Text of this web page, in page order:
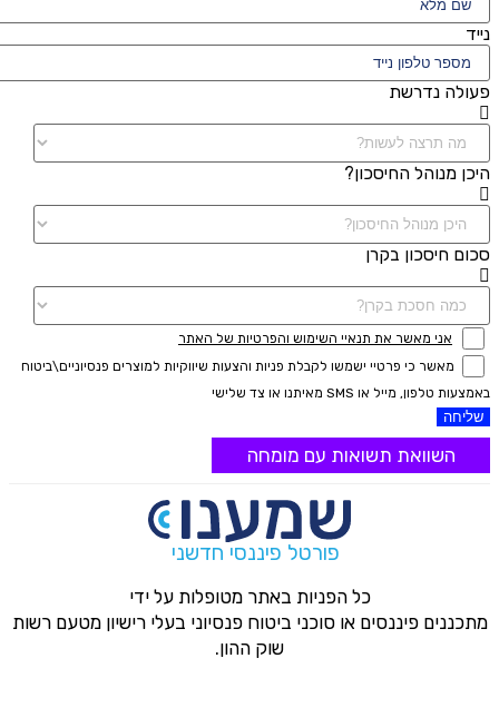
נייד
פעולה נדרשת
היכן מנוהל החיסכון?
סכום חיסכון בקרן
אני מאשר את תנאיי השימוש והפרטיות של האתר
מאשר כי פרטיי ישמשו לקבלת פניות והצעות שיווקיות למוצרים פנסיוניים\ביטוח
באמצעות טלפון, מייל או SMS מאיתנו או צד שלישי
שליחה
השוואת תשואות עם מומחה
פורטל פיננסי חדשני
כל הפניות באתר מטופלות על ידי
מתכננים פיננסים או סוכני ביטוח פנסיוני בעלי רישיון מטעם רשות
שוק ההון.